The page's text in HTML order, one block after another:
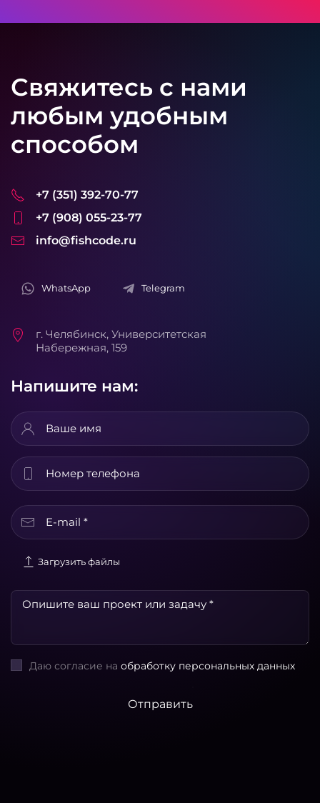
Свяжитесь с нами
любым удобным
способом
+7 (351) 392-70-77
+7 (908) 055-23-77
info@fishcode.ru
WhatsApp Telegram
г. Челябинск, Университетская
Набережная, 159
Напишите нам:
Загрузить файлы
Даю согласие на обработку персональных данных
Отправить